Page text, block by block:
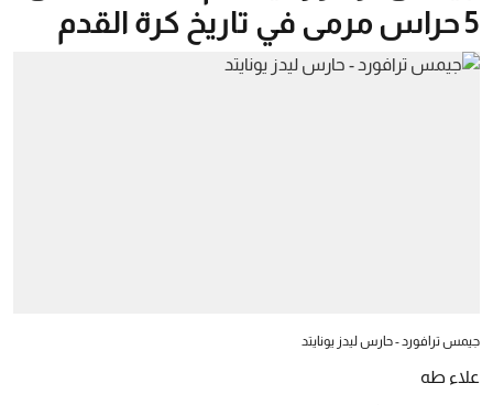
5 حراس مرمى في تاريخ كرة القدم
جيمس ترافورد - حارس ليدز يونايتد
علاء طه